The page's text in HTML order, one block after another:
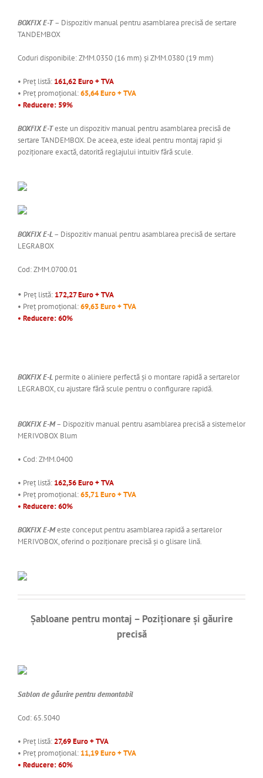
BOXFIX E-T– Dispozitiv manual pentru asamblarea precisă de sertare
TANDEMBOX
Coduri disponibile: ZMM.0350 (16 mm) și ZMM.0380 (19 mm)
• Preț listă: 161,62 Euro + TVA
• Preț promoțional:65,64 Euro + TVA
• Reducere: 59%
BOXFIX E-Teste un dispozitiv manual pentru asamblarea precisă de
sertare TANDEMBOX. De aceea, este ideal pentru montaj rapid și
poziționare exactă, datorită reglajului intuitiv fără scule.
BOXFIX E-L– Dispozitiv manual pentru asamblarea precisă de sertare
LEGRABOX
Cod: ZMM.0700.01
• Preț listă: 172,27 Euro + TVA
• Preț promoțional:69,63 Euro + TVA
• Reducere: 60%
BOXFIX E-Lpermite o aliniere perfectă și o montare rapidă a sertarelor
LEGRABOX, cu ajustare fără scule pentru o configurare rapidă.
BOXFIX E-M– Dispozitiv manual pentru asamblarea precisă a sistemelor
MERIVOBOX Blum
• Cod: ZMM.0400
• Preț listă: 162,56 Euro + TVA
• Preț promoțional:65,71 Euro + TVA
• Reducere: 60%
BOXFIX E-Meste conceput pentru asamblarea rapidă a sertarelor
MERIVOBOX, oferind o poziționare precisă și o glisare lină.
Șabloane pentru montaj – Poziționare și găurire
precisă
Sablon de găurire pentru demontabil
Cod: 65.5040
• Preț listă:27,69 Euro + TVA
• Preț promoțional: 11,19 Euro + TVA
• Reducere: 60%